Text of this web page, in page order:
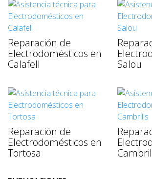
Reparación de
Electrodomésticos en
Calafell
Salou
Reparación de
Electrodomésticos en
Tortosa